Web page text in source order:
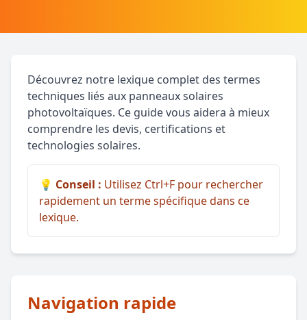
Découvrez notre lexique complet des termes
techniques liés aux panneaux solaires
photovoltaïques. Ce guide vous aidera à mieux
comprendre les devis, certifications et
technologies solaires.
💡 Conseil : Utilisez Ctrl+F pour rechercher
rapidement un terme spécifique dans ce
lexique.
Navigation rapide